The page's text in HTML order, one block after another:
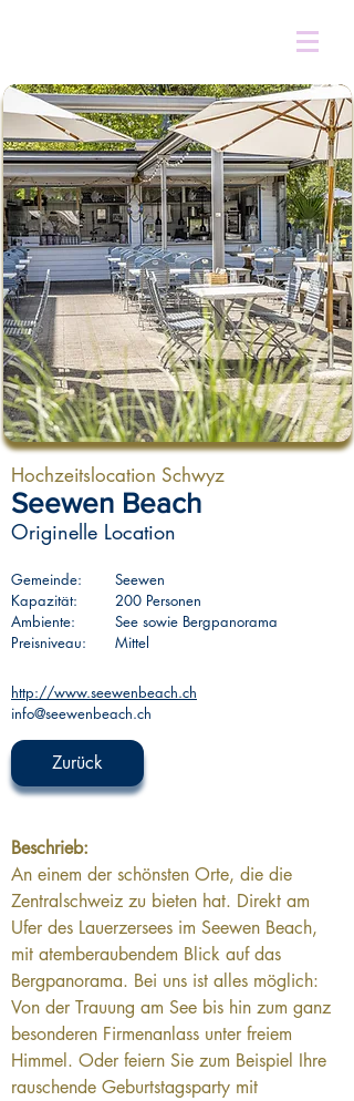
Hochzeitslocation Schwyz
Seewen Beach
Originelle Location
Gemeinde:
Seewen
Kapazität:
200 Personen
Ambiente:
See sowie Bergpanorama
Preisniveau:
Mittel
http://www.seewenbeach.ch
info@seewenbeach.ch
Zurück
Beschrieb:
An einem der schönsten Orte, die die
Zentralschweiz zu bieten hat. Direkt am
Ufer des Lauerzersees im Seewen Beach,
mit atemberaubendem Blick auf das
Bergpanorama. Bei uns ist alles möglich:
Von der Trauung am See bis hin zum ganz
besonderen Firmenanlass unter freiem
Himmel. Oder feiern Sie zum Beispiel Ihre
rauschende Geburtstagsparty mit